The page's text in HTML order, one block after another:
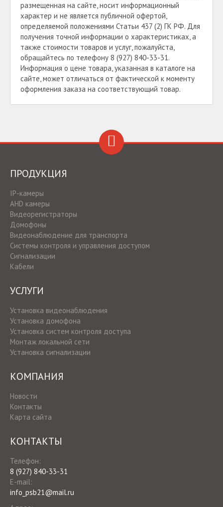
размещенная на сайте, носит информационный
характер и не является публичной офертой,
определяемой положениями Статьи 437 (2) ГК РФ. Для
получения точной информации о характеристиках, а
также стоимости товаров и услуг, пожалуйста,
обращайтесь по телефону 8 (927) 840-33-31.
Информация о цене товара, указанная в каталоге на
сайте, может отличаться от фактической к моменту
оформления заказа на соответствующий товар.
ПРОДУКЦИЯ
IP-камеры
AHD камеры
Видеорегистраторы
Домофоны
Видеонаблюдение для транспорта
Системы контроля и управления доступом
Сигнализации
Кабели
УСЛУГИ
Установка видеонаблюдения
Установка домофона
Установка систем контроля доступа
Монтаж локальной сети
Установка сигнализации
КОМПАНИЯ
Новости
Контакты
Карта сайта
КОНТАКТЫ
Телефон:
8 (927) 840-33-31
E-mail:
info_psb21@mail.ru